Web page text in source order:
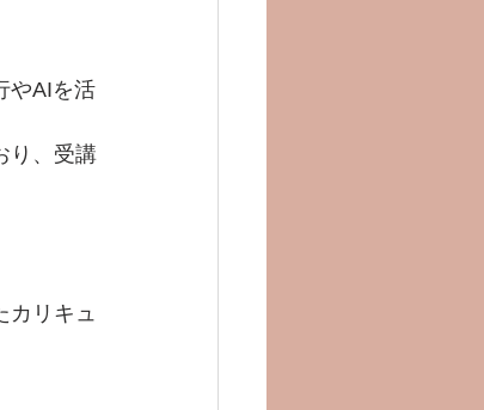
やAIを活
り、受講
カリキュ